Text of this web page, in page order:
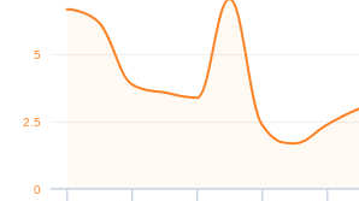
no aceptar
0
2.5
5